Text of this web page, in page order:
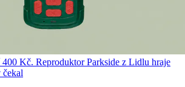
Kč. Reproduktor Parkside z Lidlu hraje
čekal